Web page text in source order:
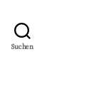
Suchen